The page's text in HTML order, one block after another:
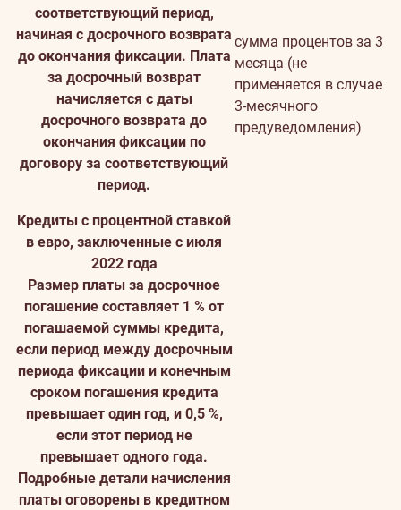
соответствующий период,
начиная с досрочного возврата
до окончания фиксации. Плата
за досрочный возврат
начисляется с даты
досрочного возврата до
окончания фиксации по
договору за соответствующий
период.
Кредиты с процентной ставкой
в евро, заключенные с июля
2022 года
Размер платы за досрочное
погашение составляет 1 % от
погашаемой суммы кредита,
если период между досрочным
периода фиксации и конечным
сроком погашения кредита
превышает один год, и 0,5 %,
если этот период не
превышает одного года.
Подробные детали начисления
платы оговорены в кредитном
сумма процентов за 3
месяца (не
применяется в случае
3-месячного
предуведомления)